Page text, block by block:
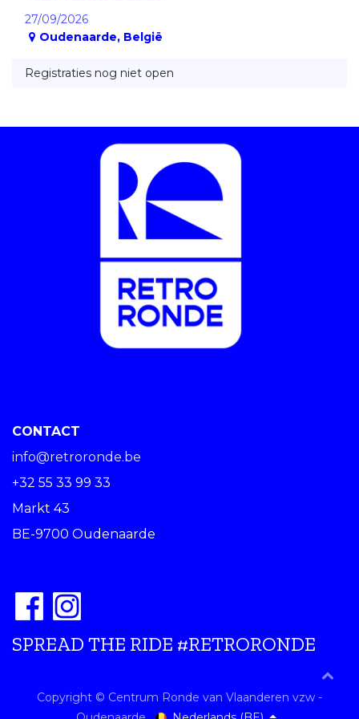
27/09/2026
Oudenaarde, België
Registraties nog niet open
CONTACT
info@retroronde.be
+32 55 33 99 33
Markt 43
BE-9700 Oudenaarde
SPREAD THE RIDE #RETRORONDE
Copyright © Centrum Ronde van Vlaanderen vzw -